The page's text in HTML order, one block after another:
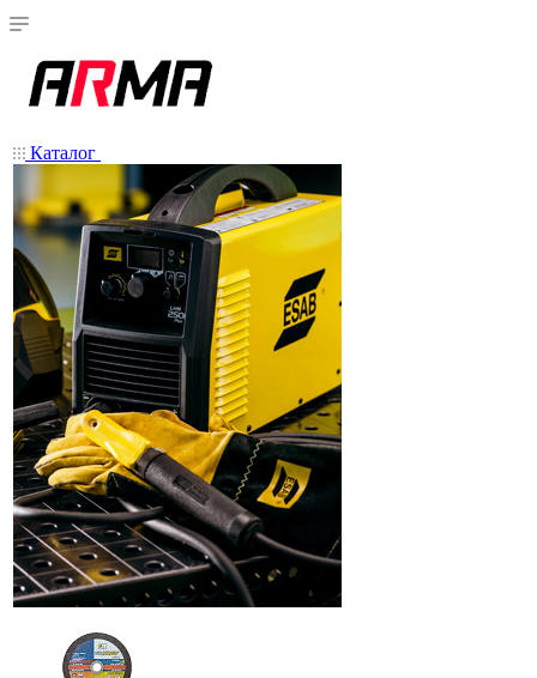
Каталог